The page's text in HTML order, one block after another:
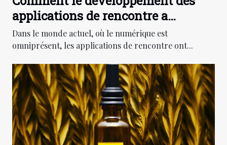
applications de rencontre a
impacté l'économie numérique
Dans le monde actuel, où le numérique est
omniprésent, les applications de rencontre ont...